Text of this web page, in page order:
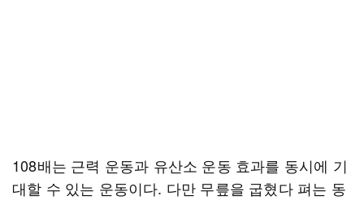
108배는 근력 운동과 유산소 운동 효과를 동시에 기
대할 수 있는 운동이다. 다만 무릎을 굽혔다 펴는 동